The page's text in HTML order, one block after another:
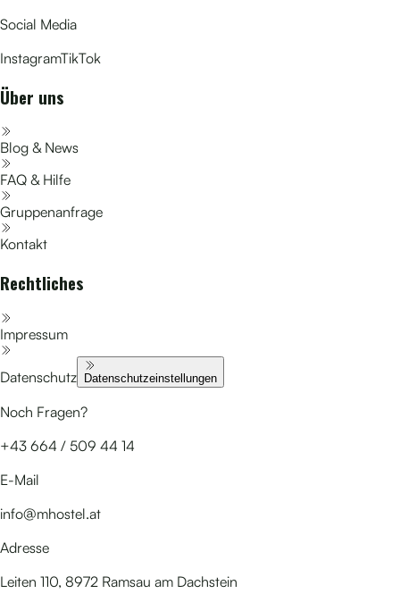
Social Media
InstagramTikTok
Über uns
Blog & News
FAQ & Hilfe
Gruppenanfrage
Kontakt
Rechtliches
Impressum
Datenschutz Datenschutzeinstellungen
Noch Fragen?
+43 664 / 509 44 14
E-Mail
info@mhostel.at
Adresse
Leiten 110, 8972 Ramsau am Dachstein